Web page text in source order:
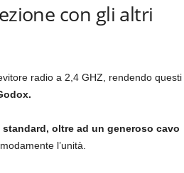
con gli altri
radio a 2,4 GHZ, rendendo questi
standard, oltre ad un generoso cavo
l’unità.